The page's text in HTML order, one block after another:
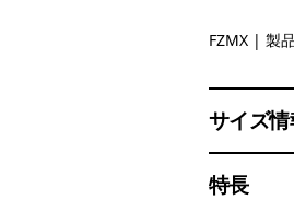
Fuzzy
FZMX | 製
サイズ
特長